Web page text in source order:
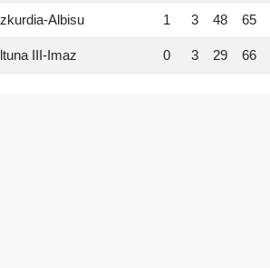
Albisu 1 3 48 65
III-Imaz 0 3 29 66